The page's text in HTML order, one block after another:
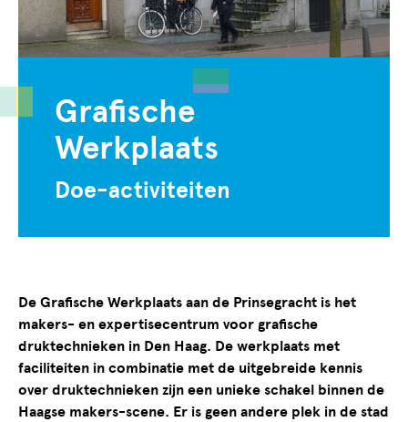
Grafische
Werkplaats
Doe-activiteiten
De Grafische Werkplaats aan de Prinsegracht is het
makers- en expertisecentrum voor grafische
druktechnieken in Den Haag. De werkplaats met
faciliteiten in combinatie met de uitgebreide kennis
over druktechnieken zijn een unieke schakel binnen de
Haagse makers-scene. Er is geen andere plek in de stad